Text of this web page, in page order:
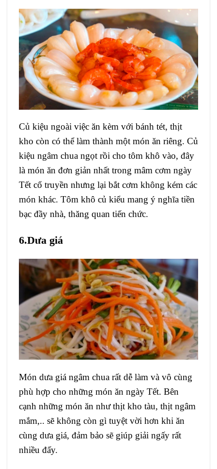
Củ kiệu ngoài việc ăn kèm với bánh tét, thịt
kho còn có thể làm thành một món ăn riêng. Củ
kiệu ngâm chua ngọt rồi cho tôm khô vào, đây
là món ăn đơn giản nhất trong mâm cơm ngày
Tết cổ truyền nhưng lại bắt cơm không kém các
món khác. Tôm khô củ kiểu mang ý nghĩa tiền
bạc đầy nhà, thăng quan tiến chức.
6.Dưa giá
Món dưa giá ngâm chua rất dễ làm và vô cùng
phù hợp cho những món ăn ngày Tết. Bên
cạnh những món ăn như thịt kho tàu, thịt ngâm
mắm,.. sẽ không còn gì tuyệt vời hơn khi ăn
cùng dưa giá, đảm bảo sẽ giúp giải ngấy rất
nhiều đấy.